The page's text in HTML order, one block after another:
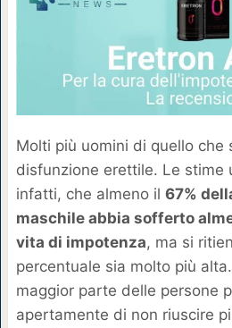
Molti più uomini di quello che
disfunzione erettile. Le stime
infatti, che almeno il 67%
maschile abbia sofferto
vita di impotenza, ma si
percentuale sia molto più
maggior parte delle persone
apertamente di non riuscire